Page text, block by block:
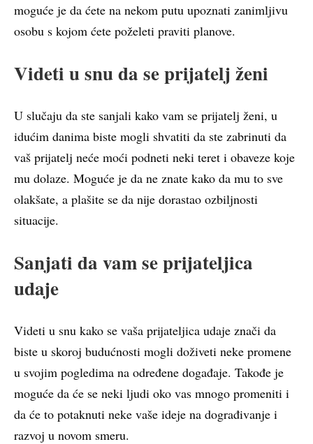
moguće je da ćete na nekom putu upoznati zanimljivu
osobu s kojom ćete poželeti praviti planove.
Videti u snu da se prijatelj ženi
U slučaju da ste sanjali kako vam se prijatelj ženi, u
idućim danima biste mogli shvatiti da ste zabrinuti da
vaš prijatelj neće moći podneti neki teret i obaveze koje
mu dolaze. Moguće je da ne znate kako da mu to sve
olakšate, a plašite se da nije dorastao ozbiljnosti
situacije.
Sanjati da vam se prijateljica
udaje
Videti u snu kako se vaša prijateljica udaje znači da
biste u skoroj budućnosti mogli doživeti neke promene
u svojim pogledima na određene događaje. Takođe je
moguće da će se neki ljudi oko vas mnogo promeniti i
da će to potaknuti neke vaše ideje na dograđivanje i
razvoj u novom smeru.